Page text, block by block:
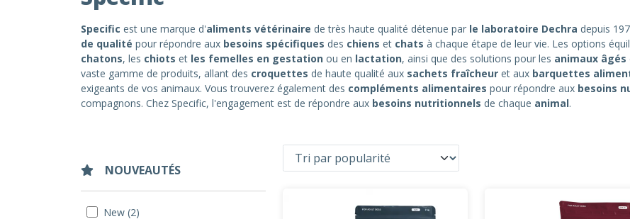
Specific est une marque d'aliments vétérinaire de très haute qualité détenue par le laboratoire Dechra depuis
de qualité pour répondre aux besoins spécifiques des chiens et chats à chaque étape de leur vie. Les options
chatons, les chiots et les femelles en gestation ou en lactation, ainsi que des solutions pour les animaux âgés
vaste gamme de produits, allant des croquettes de haute qualité aux sachets fraîcheur et aux barquettes
exigeants de vos animaux. Vous trouverez également des compléments alimentaires pour répondre aux besoins
compagnons. Chez Specific, l'engagement est de répondre aux besoins nutritionnels de chaque animal.
NOUVEAUTÉS
New (2)